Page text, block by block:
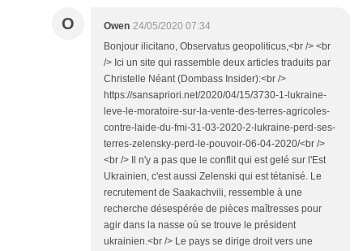
O Owen 24/05/2020 07:34
Bonjour ilicitano, Observatus geopoliticus,<br /> <br
/> Ici un site qui rassemble deux articles traduits par
Christelle Néant (Dombass Insider):<br />
https://sansapriori.net/2020/04/15/3730-1-lukraine-
leve-le-moratoire-sur-la-vente-des-terres-agricoles-
contre-laide-du-fmi-31-03-2020-2-lukraine-perd-ses-
terres-zelensky-perd-le-pouvoir-06-04-2020/<br />
<br /> Il n'y a pas que le conflit qui est gelé sur l'Est
Ukrainien, c'est aussi Zelenski qui est tétanisé. Le
recrutement de Saakachvili, ressemble à une
recherche désespérée de pièces maîtresses pour
agir dans la nasse où se trouve le président
ukrainien.<br /> Le pays se dirige droit vers une